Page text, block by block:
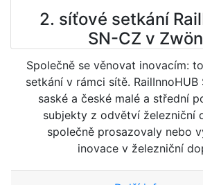
2. síťové setkání
SN-CZ v
Společně se věnovat inovacím:
setkání v rámci sítě.
saské a české malé a střední
subjekty z odvětví železniční
společně prosazovaly nebo
inovace v železniční